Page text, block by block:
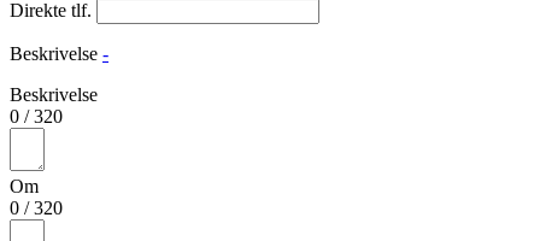
Direkte tlf.
Beskrivelse -
Beskrivelse
0 /320
Om
0 /320